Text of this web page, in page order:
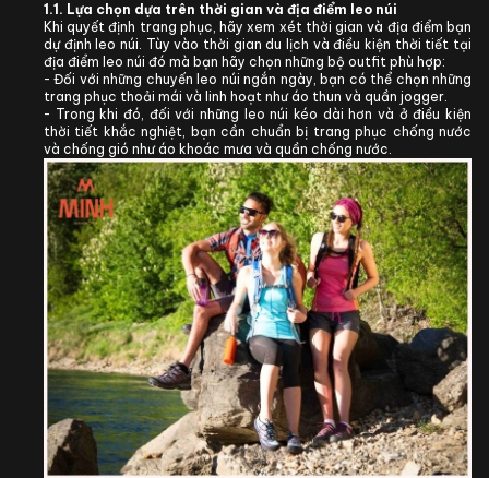
1.1. Lựa chọn dựa trên thời gian và địa điểm leo núi
Khi quyết định trang phục, hãy xem xét thời gian và địa điểm bạn
dự định leo núi. Tùy vào thời gian du lịch và điều kiện thời tiết tại
địa điểm leo núi đó mà bạn hãy chọn những bộ outfit phù hợp:
- Đối với những chuyến leo núi ngắn ngày, bạn có thể chọn những
trang phục thoải mái và linh hoạt như áo thun và quần jogger.
- Trong khi đó, đối với những leo núi kéo dài hơn và ở điều kiện
thời tiết khắc nghiệt, bạn cần chuẩn bị trang phục chống nước
và chống gió như áo khoác mưa và quần chống nước.